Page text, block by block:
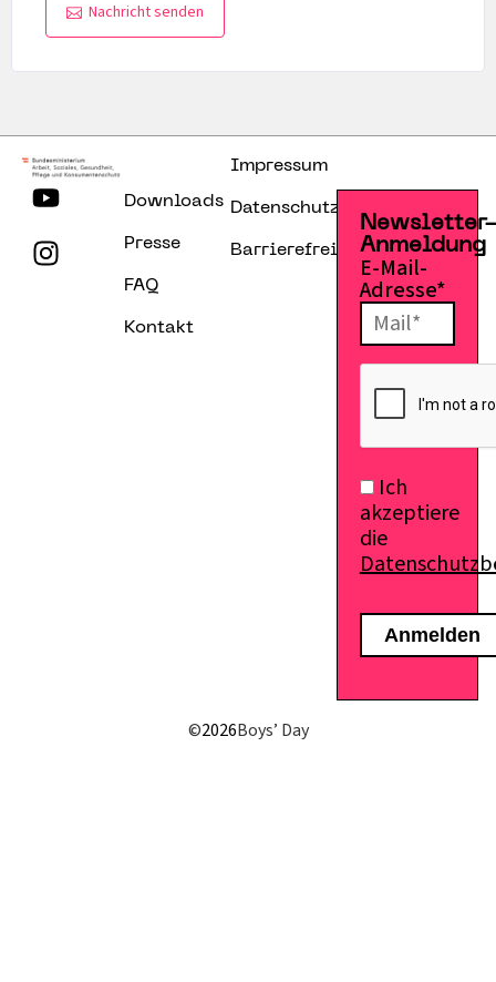
Nachricht senden
Downloads
Presse
FAQ
Kontakt
Impressum
Datenschutzerklärung
Barrierefreiheitserklärung
Anmeldung
E-Mail-
Adresse*
Ich
akzeptiere
die
©2026Boys’ Day